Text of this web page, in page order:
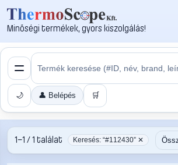
Minőségi termékek, gyors kiszolgálás!
🌙 👤 Belépés 🛒
1–1 / 1 találat Keresés: “#112430” ✕